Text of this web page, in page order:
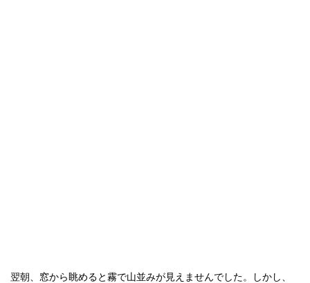
翌朝、窓から眺めると霧で山並みが見えませんでした。しかし、